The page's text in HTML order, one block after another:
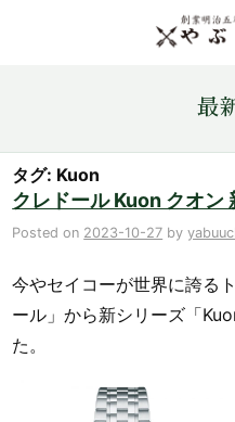
金・プラチナ・コイン売買
店舗情報
最新情報
ONLINE STORE
最
タグ: Kuon
クレドール Kuon クオン
Posted on 2023-10-27 by
今やセイコーが世界に誇る
ール」から新シリーズ「
た。